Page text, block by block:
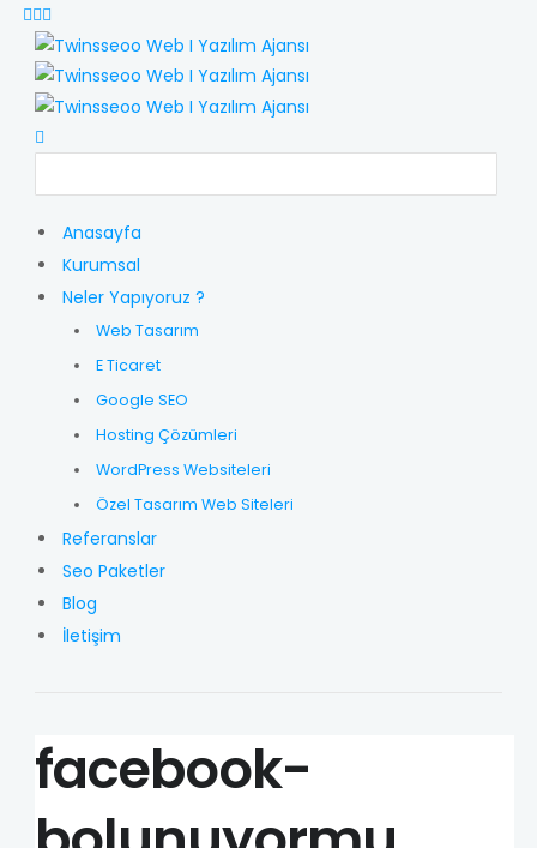
Anasayfa
Kurumsal
Neler Yapıyoruz ?
Web Tasarım
E Ticaret
Google SEO
Hosting Çözümleri
WordPress Websiteleri
Özel Tasarım Web Siteleri
Referanslar
Seo Paketler
Blog
İletişim
facebook-